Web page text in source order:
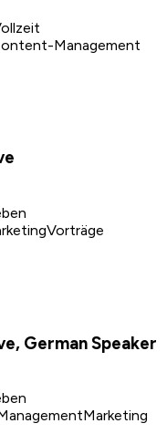
Management
Vorträge
German Speaker
Marketing